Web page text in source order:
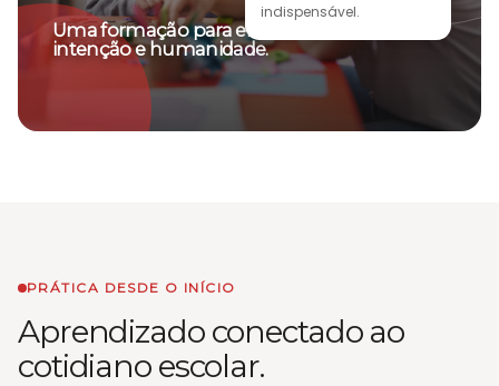
indispensável.
Uma formação para ensinar com repertório,
intenção e humanidade.
PRÁTICA DESDE O INÍCIO
Aprendizado conectado ao
cotidiano escolar.